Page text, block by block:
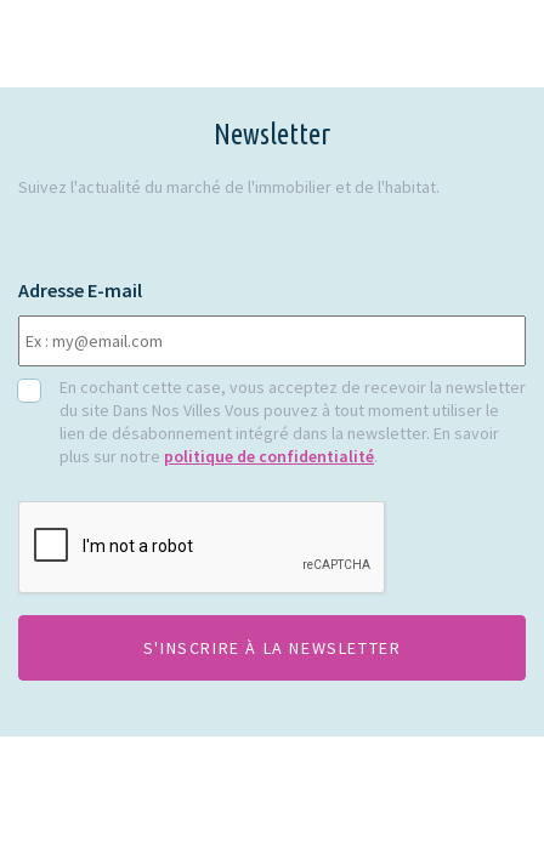
Newsletter
Suivez l'actualité du marché de l'immobilier et de l'habitat.
Adresse E-mail
RGPDEn cochant cette case, vous acceptez de recevoir la newsletter
du site Dans Nos Villes Vous pouvez à tout moment utiliser le
lien de désabonnement intégré dans la newsletter. En savoir
plus sur notre politique de confidentialité.
CAPTCHA